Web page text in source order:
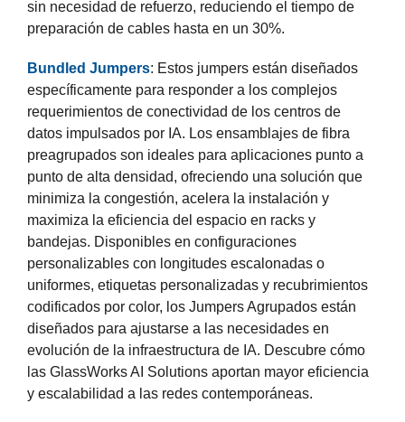
sin necesidad de refuerzo, reduciendo el tiempo de
preparación de cables hasta en un 30%.
Bundled Jumpers: Estos jumpers están diseñados
específicamente para responder a los complejos
requerimientos de conectividad de los centros de
datos impulsados por IA. Los ensamblajes de fibra
preagrupados son ideales para aplicaciones punto a
punto de alta densidad, ofreciendo una solución que
minimiza la congestión, acelera la instalación y
maximiza la eficiencia del espacio en racks y
bandejas. Disponibles en configuraciones
personalizables con longitudes escalonadas o
uniformes, etiquetas personalizadas y recubrimientos
codificados por color, los Jumpers Agrupados están
diseñados para ajustarse a las necesidades en
evolución de la infraestructura de IA. Descubre cómo
las GlassWorks AI Solutions aportan mayor eficiencia
y escalabilidad a las redes contemporáneas.